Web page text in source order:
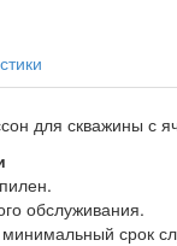
для скважины
обслуживания.
срок